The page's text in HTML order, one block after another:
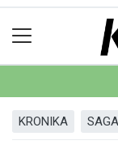
KRONIKA